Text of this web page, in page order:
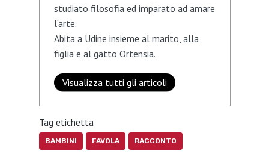
studiato filosofia ed imparato ad amare
l’arte.
Abita a Udine insieme al marito, alla
figlia e al gatto Ortensia.
Visualizza tutti gli articoli
Tag etichetta
BAMBINI FAVOLA RACCONTO